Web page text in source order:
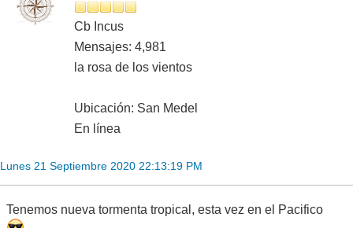
Cb Incus
Mensajes: 4,981
la rosa de los vientos
Ubicación: San Medel
En línea
Lunes 21 Septiembre 2020 22:13:19 PM
Tenemos nueva tormenta tropical, esta vez en el Pacifico